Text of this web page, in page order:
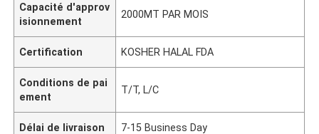
Capacité d'approv
isionnement
2000MT PAR MOIS
Certification KOSHER HALAL FDA
Conditions de pai
ement
T/T, L/C
Délai de livraison 7-15 Business Day